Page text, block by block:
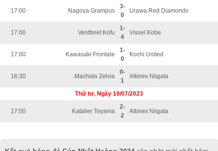
17:00 Nagoya Grampus
3-
0
Urawa Red Diamonds
17:00 Ventforet Kofu
1-
4
Vissel Kobe
17:00 Kawasaki Frontale
1-
0
Kochi United
16:30 Machida Zelvia
0-
1
Albirex Niigata
Thứ tư, Ngày 19/07/2023
17:00 Kataller Toyama
2-
2
Albirex Niigata